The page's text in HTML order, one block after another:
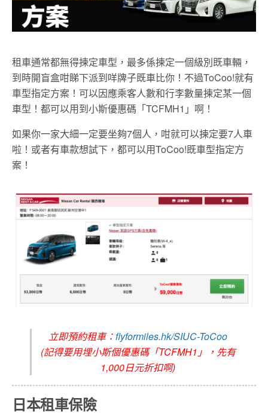
租車通常都無得揀定車型，最多係揀定一個級別既車輛，
到時開盲盒咁睇下派到咩牌子既車比你！不過ToCoo!就有
車型指定方案！可以因應乘客人數和行李數量揀定某一個
車型！都可以用到小斯優惠碼「TCFMH1」啊！
如果你一家大細一定要坐夠7個人，咁就可以揀定要7人車
啦！或者有車款想試下，都可以用ToCoo!既車型指定方
案！
立即預約租車： flyformiles.hk/SIUC-ToCoo
(記得要用埋小斯個優惠碼「TCFMH1」，先有
1,000日元折扣啊)
日本租車保險